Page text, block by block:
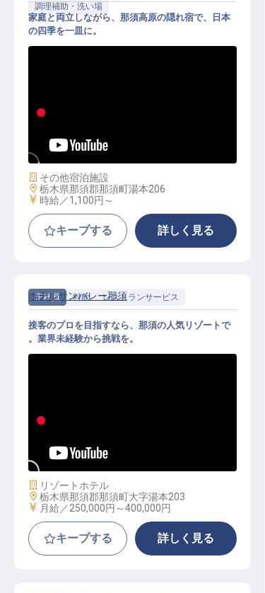
調理補助・洗い場
調理補助｜未経験歓迎／週2〜・1日
浴無料
家庭と両立しながら、那須高原の隠れ宿で、日本
の四季を一皿に。
施設業態
その他宿泊施設
勤務地
栃木県那須郡那須町湯本206
給与
時給／1,100円～
キープする 詳しく見る
正社員 料飲 レストランサービス
レストランホールスタッフ│月給25
あり
ホテルサンバレー那須
接客のプロを目指すなら、那須の人気リゾートで
。業界未経験から挑戦を。
施設業態
リゾートホテル
勤務地
栃木県那須郡那須町大字湯本203
給与
月給／250,000円～400,000円
キープする 詳しく見る